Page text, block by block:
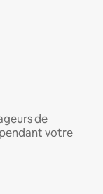
de
votre